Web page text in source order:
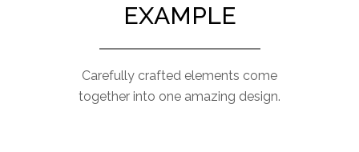
EXAMPLE
Carefully crafted elements come
together into one amazing design.